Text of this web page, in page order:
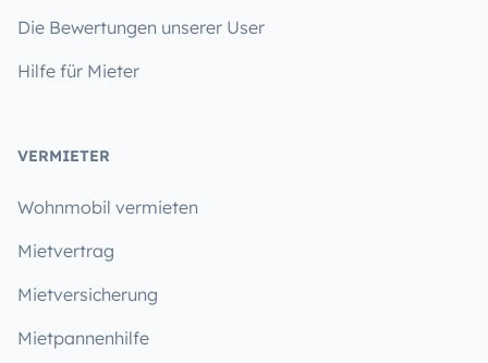
Die Bewertungen unserer User
Hilfe für Mieter
VERMIETER
Wohnmobil vermieten
Mietvertrag
Mietversicherung
Mietpannenhilfe